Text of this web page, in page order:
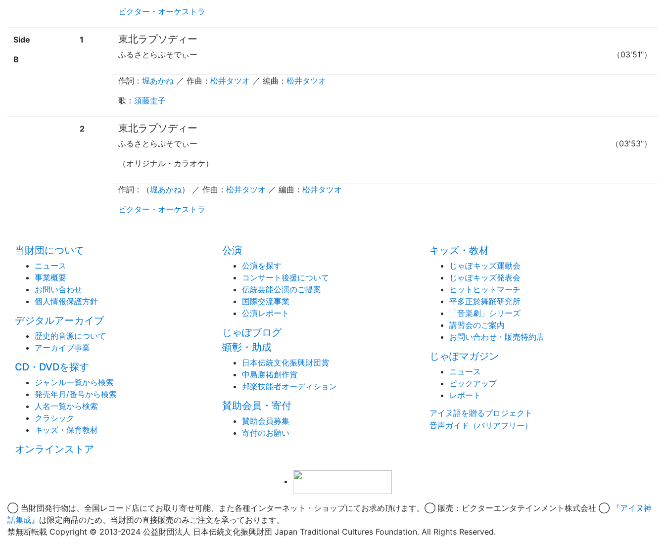
ビクター・オーケストラ
Side
B
1 東北ラプソディー
（03'51"）
ふるさとらぷそでぃー
作詞： 堀あかね ／ 作曲： 松井タツオ ／ 編曲： 松井タツオ
歌 ： 須藤圭子
2 東北ラプソディー
（03'53"）
ふるさとらぷそでぃー
（オリジナル・カラオケ）
作詞：（堀あかね） ／ 作曲： 松井タツオ ／ 編曲： 松井タツオ
ビクター・オーケストラ
当財団について
ニュース
事業概要
お問い合わせ
個人情報保護方針
デジタルアーカイブ
歴史的音源について
アーカイブ事業
CD・DVDを探す
ジャンル一覧から検索
発売年月/番号から検索
人名一覧から検索
クラシック
キッズ・保育教材
オンラインストア
公演
公演を探す
コンサート後援について
伝統芸能公演のご提案
国際交流事業
公演レポート
じゃぽブログ
顕彰・助成
日本伝統文化振興財団賞
中島勝祐創作賞
邦楽技能者オーディション
賛助会員・寄付
賛助会員募集
寄付のお願い
キッズ・教材
じゃぽキッズ運動会
じゃぽキッズ発表会
ヒットヒットマーチ
平多正於舞踊研究所
「音楽劇」シリーズ
講習会のご案内
お問い合わせ・販売特約店
じゃぽマガジン
ニュース
ピックアップ
レポート
アイヌ語を贈るプロジェクト
音声ガイド（バリアフリー）
◯ 当財団発行物は、全国レコード店にてお取り寄せ可能、また各種インターネット・ショップにてお求め頂けます。◯ 販売：ビクターエンタテインメント株式会社 ◯
『アイヌ神
話集成』 は限定商品のため、当財団の直接販売のみご注文を承っております。
禁無断転載 Copyright © 2013-2024 公益財団法人 日本伝統文化振興財団 Japan Traditional Cultures Foundation. All Rights Reserved.